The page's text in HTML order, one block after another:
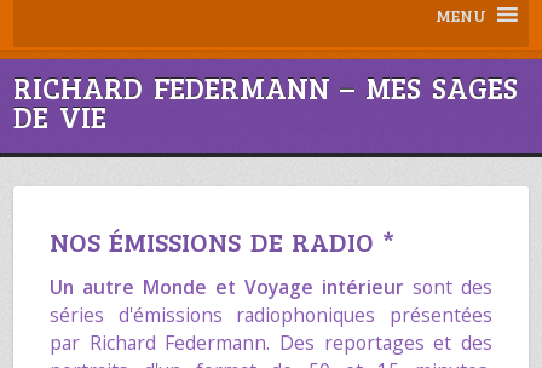
MENU
RICHARD FEDERMANN – MES SAGES
DE VIE
NOS ÉMISSIONS DE RADIO *
Un autre Monde et Voyage intérieursont des
séries d'émissions radiophoniques présentées
par Richard Federmann. Des reportages et des